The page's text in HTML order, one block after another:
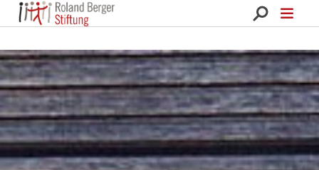
Roland Berger Stiftung